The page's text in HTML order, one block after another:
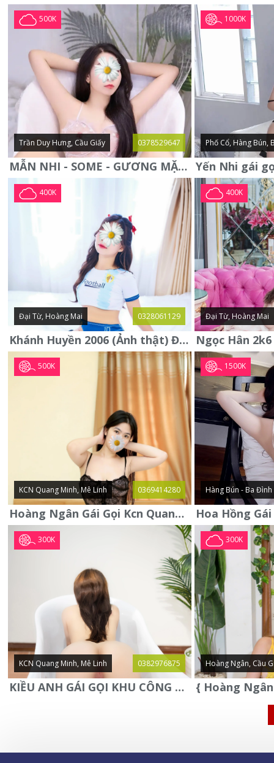
500K
Trần Duy Hưng, Cầu Giấy 0378529647
MẪN NHI - SOME - GƯƠNG MẶT XINH XẮN -CỰC CHIỀU KHÁCH
1000K
Phố Cổ, Hàng Bún,
400K
Đại Từ, Hoàng Mai 0328061129
Khánh Huyền 2006 (Ảnh thật) Đại từ - Hoàng Mai
400K
Đại Từ, Hoàng Mai
500K
KCN Quang Minh, Mê Linh 0369414280
Hoàng Ngân Gái Gọi Kcn Quang Minh - Mê Linh . Hàng Vip Lần Đầu
1500K
Hàng Bún - Ba Đình
300K
KCN Quang Minh, Mê Linh 0382976875
KIỀU ANH GÁI GỌI KHU CÔNG NGHIỆP QUANG MINH - MÊ LINH
300K
Hoàng Ngân, Cầu